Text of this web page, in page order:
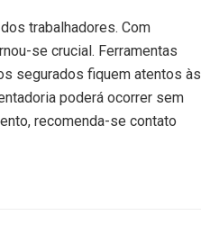
trabalhadores. Com
se crucial. Ferramentas
segurados fiquem atentos às
poderá ocorrer sem
recomenda-se contato